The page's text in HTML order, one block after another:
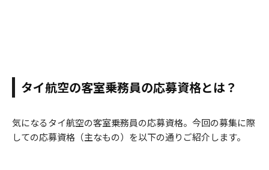
タイ航空の客室乗務員の応募資格とは？
気になるタイ航空の客室乗務員の応募資格。今回の募集に際
しての応募資格（主なもの）を以下の通りご紹介します。